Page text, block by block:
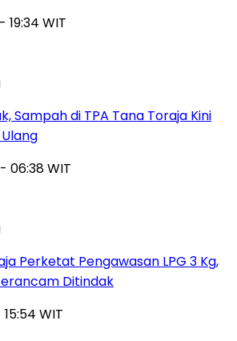
19:34 WIT
Sampah di TPA Tana Toraja Kini
06:38 WIT
Perketat Pengawasan LPG 3 Kg,
Ditindak
WIT